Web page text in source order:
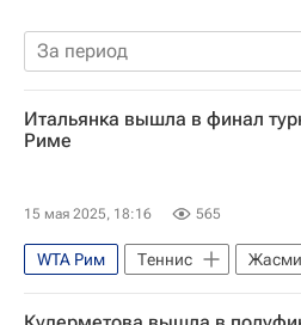
За период
Итальянка вышла в финал
Риме
15 мая 2025, 18:16 565
WTA Рим Теннис
Кори Гауфф